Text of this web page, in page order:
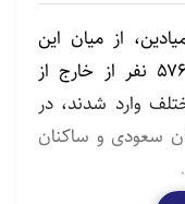
از میان این
زائران، یک میلیون و ۵۰۶ هزار و ۵۷۶ نفر از خارج از
وارد شدند، در
سعودی و ساکنان